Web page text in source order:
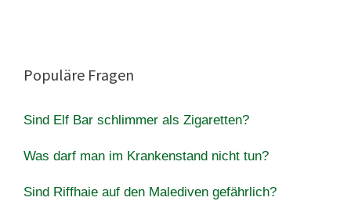
Populäre Fragen
Sind Elf Bar schlimmer als Zigaretten?
Was darf man im Krankenstand nicht tun?
Sind Riffhaie auf den Malediven gefährlich?